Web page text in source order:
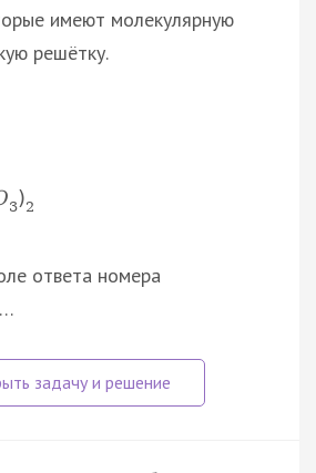
имеют молекулярную
решётку.
3)2
ответа номера